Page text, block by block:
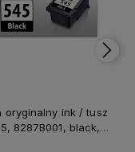
oryginalny ink / tusz
8287B001, black,